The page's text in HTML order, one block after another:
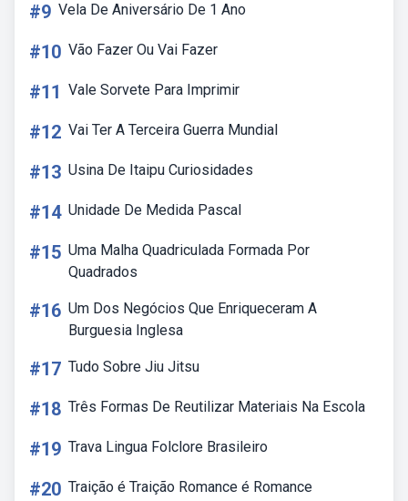
#9 Vela De Aniversário De 1 Ano
#10 Vão Fazer Ou Vai Fazer
#11 Vale Sorvete Para Imprimir
#12 Vai Ter A Terceira Guerra Mundial
#13 Usina De Itaipu Curiosidades
#14 Unidade De Medida Pascal
#15 Uma Malha Quadriculada Formada Por
Quadrados
#16 Um Dos Negócios Que Enriqueceram A
Burguesia Inglesa
#17 Tudo Sobre Jiu Jitsu
#18 Três Formas De Reutilizar Materiais Na Escola
#19 Trava Lingua Folclore Brasileiro
#20 Traição é Traição Romance é Romance